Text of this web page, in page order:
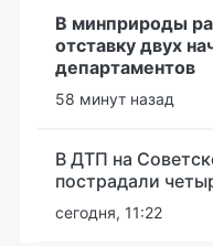
В минприроды
отставку двух
департаментов
58 минут назад
В ДТП на
пострадали
сегодня, 11:22